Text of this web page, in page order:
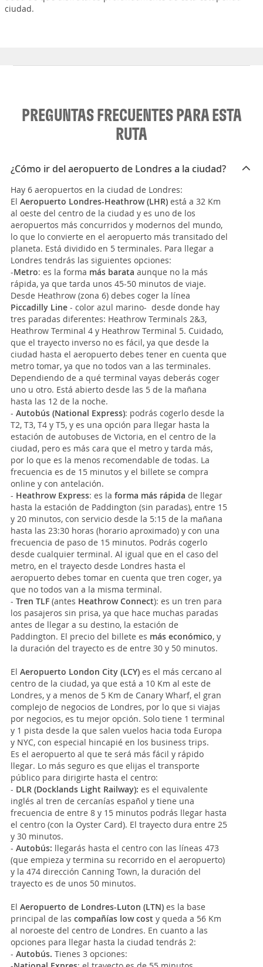
ciudad.
PREGUNTAS FRECUENTES PARA ESTA
RUTA
¿Cómo ir del aeropuerto de Londres a la ciudad?
Hay 6 aeropuertos en la ciudad de Londres:
El Aeropuerto Londres-Heathrow (LHR) está a 32 Km
al oeste del centro de la ciudad y es uno de los
aeropuertos más concurridos y modernos del mundo,
lo que lo convierte en el aeropuerto más transitado del
planeta. Está dividido en 5 terminales. Para llegar a
Londres tendrás las siguientes opciones:
-Metro: es la forma más barata aunque no la más
rápida, ya que tarda unos 45-50 minutos de viaje.
Desde Heathrow (zona 6) debes coger la línea
Piccadilly Line - color azul marino- desde donde hay
tres paradas diferentes: Heathrow Terminals 2&3,
Heathrow Terminal 4 y Heathrow Terminal 5. Cuidado,
que el trayecto inverso no es fácil, ya que desde la
ciudad hasta el aeropuerto debes tener en cuenta que
metro tomar, ya que no todos van a las terminales.
Dependiendo de a qué terminal vayas deberás coger
uno u otro. Está abierto desde las 5 de la mañana
hasta las 12 de la noche.
- Autobús (National Express): podrás cogerlo desde la
T2, T3, T4 y T5, y es una opción para llegar hasta la
estación de autobuses de Victoria, en el centro de la
ciudad, pero es más cara que el metro y tarda más,
por lo que es la menos recomendable de todas. La
frecuencia es de 15 minutos y el billete se compra
online y con antelación.
- Heathrow Express: es la forma más rápida de llegar
hasta la estación de Paddington (sin paradas), entre 15
y 20 minutos, con servicio desde la 5:15 de la mañana
hasta las 23:30 horas (horario aproximado) y con una
frecuencia de paso de 15 minutos. Podrás cogerlo
desde cualquier terminal. Al igual que en el caso del
metro, en el trayecto desde Londres hasta el
aeropuerto debes tomar en cuenta que tren coger, ya
que no todos van a la misma terminal.
- Tren TLF (antes Heathrow Connect): es un tren para
los pasajeros sin prisa, ya que hace muchas paradas
antes de llegar a su destino, la estación de
Paddington. El precio del billete es más económico, y
la duración del trayecto es de entre 30 y 50 minutos.
El Aeropuerto London City (LCY) es el más cercano al
centro de la ciudad, ya que está a 10 Km al este de
Londres, y a menos de 5 Km de Canary Wharf, el gran
complejo de negocios de Londres, por lo que si viajas
por negocios, es tu mejor opción. Solo tiene 1 terminal
y 1 pista desde la que salen vuelos hacia toda Europa
y NYC, con especial hincapié en los business trips.
Es el aeropuerto al que te será más fácil y rápido
llegar. Lo más seguro es que elijas el transporte
público para dirigirte hasta el centro:
- DLR (Docklands Light Railway): es el equivalente
inglés al tren de cercanías español y tiene una
frecuencia de entre 8 y 15 minutos podrás llegar hasta
el centro (con la Oyster Card). El trayecto dura entre 25
y 30 minutos.
- Autobús: llegarás hasta el centro con las líneas 473
(que empieza y termina su recorrido en el aeropuerto)
y la 474 dirección Canning Town, la duración del
trayecto es de unos 50 minutos.
El Aeropuerto de Londres-Luton (LTN) es la base
principal de las compañías low cost y queda a 56 Km
al noroeste del centro de Londres. En cuanto a las
opciones para llegar hasta la ciudad tendrás 2:
- Autobús. Tienes 3 opciones: